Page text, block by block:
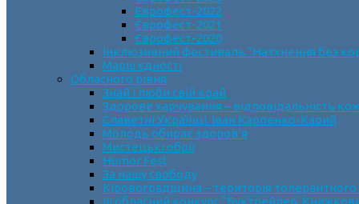
Єврофест-2022
Єврофест-2021
Єврофест-2020
Інклюзивний фестиваль “Натхнення без
Марш єдності
Обласного рівня
Знай і люби свій край
Здорове харчування – відповідальність
Славетні Українці. Іван Карпенко-Карий
Молодь обирає здоров’я
Мистецькі обрії
Humor Fest
За нашу свободу
Кіровоградщина – територія
ІII обласний конкурс “Буктрейлер.